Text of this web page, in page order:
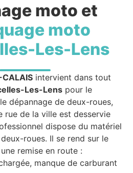
moto et
moto
Les-Lens
CALAIS intervient dans tout
Les-Lens pour le
dépannage de deux-roues,
rue de la ville est desservie
dispose du matériel
roues. Il se rend sur le
remise en route :
manque de carburant